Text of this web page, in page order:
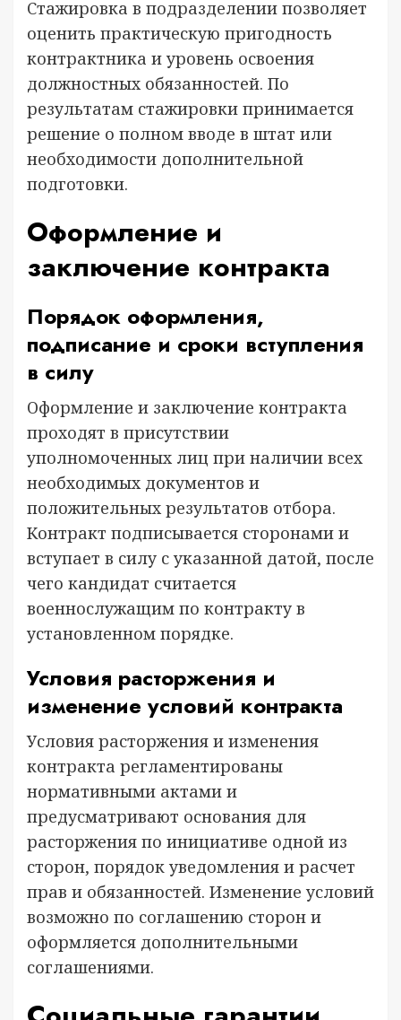
Стажировка в подразделении позволяет
оценить практическую пригодность
контрактника и уровень освоения
должностных обязанностей. По
результатам стажировки принимается
решение о полном вводе в штат или
необходимости дополнительной
подготовки.
Оформление и
заключение контракта
Порядок оформления,
подписание и сроки вступления
в силу
Оформление и заключение контракта
проходят в присутствии
уполномоченных лиц при наличии всех
необходимых документов и
положительных результатов отбора.
Контракт подписывается сторонами и
вступает в силу с указанной датой, после
чего кандидат считается
военнослужащим по контракту в
установленном порядке.
Условия расторжения и
изменение условий контракта
Условия расторжения и изменения
контракта регламентированы
нормативными актами и
предусматривают основания для
расторжения по инициативе одной из
сторон, порядок уведомления и расчет
прав и обязанностей. Изменение условий
возможно по соглашению сторон и
оформляется дополнительными
соглашениями.